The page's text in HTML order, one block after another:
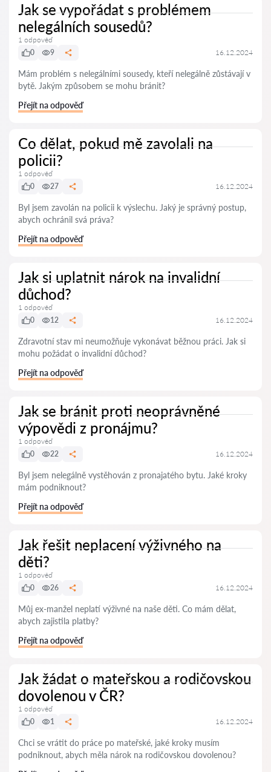
Jak se vypořádat s problémem
nelegálních sousedů?
1 odpověď
0
9 16.12.2024
Mám problém s nelegálními sousedy, kteří nelegálně zůstávají v
bytě. Jakým způsobem se mohu bránit?
Přejít na odpověď
Co dělat, pokud mě zavolali na
policii?
1 odpověď
0
27 16.12.2024
Byl jsem zavolán na policii k výslechu. Jaký je správný postup,
abych ochránil svá práva?
Přejít na odpověď
Jak si uplatnit nárok na invalidní
důchod?
1 odpověď
0
12 16.12.2024
Zdravotní stav mi neumožňuje vykonávat běžnou práci. Jak si
mohu požádat o invalidní důchod?
Přejít na odpověď
Jak se bránit proti neoprávněné
výpovědi z pronájmu?
1 odpověď
0
22 16.12.2024
Byl jsem nelegálně vystěhován z pronajatého bytu. Jaké kroky
mám podniknout?
Přejít na odpověď
Jak řešit neplacení výživného na
děti?
1 odpověď
0
26 16.12.2024
Můj ex-manžel neplatí výživné na naše děti. Co mám dělat,
abych zajistila platby?
Přejít na odpověď
Jak žádat o mateřskou a rodičovskou
dovolenou v ČR?
1 odpověď
0
1 16.12.2024
Chci se vrátit do práce po mateřské, jaké kroky musím
podniknout, abych měla nárok na rodičovskou dovolenou?